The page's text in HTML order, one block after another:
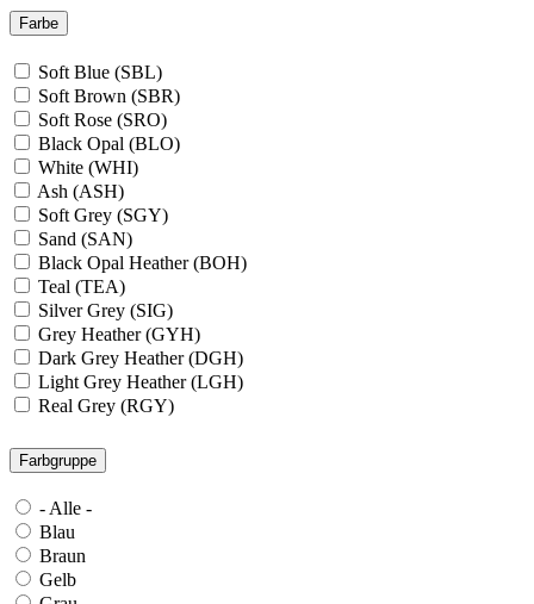
Farbe
Soft Blue (SBL)
Soft Brown (SBR)
Soft Rose (SRO)
Black Opal (BLO)
White (WHI)
Ash (ASH)
Soft Grey (SGY)
Sand (SAN)
Black Opal Heather (BOH)
Teal (TEA)
Silver Grey (SIG)
Grey Heather (GYH)
Dark Grey Heather (DGH)
Light Grey Heather (LGH)
Real Grey (RGY)
Granite Grey (GRG)
Grey Steel (GRS)
Dark Grey Melange (DGM)
Blue Midnight Heather (BMH)
Scarlet Red Heather (SRH)
Gold (GLD)
Anthra Heather (ANH)
Farbgruppe
- Alle -
Blau
Braun
Gelb